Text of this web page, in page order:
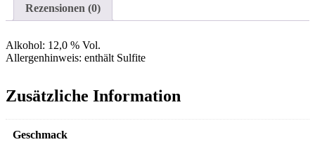
Rezensionen (0)
Alkohol: 12,0 % Vol.
Allergenhinweis: enthält Sulfite
Zusätzliche Information
Geschmack